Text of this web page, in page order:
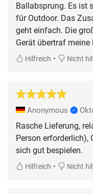
Ballabsprung. Es ist
für Outdoor. Das
geht einfach. Die
Gerät übertraf meine
Hilfreich • Nicht
Anonymous
Rasche Lieferung,
Person
sich gut bespielen.
Hilfreich • Nicht